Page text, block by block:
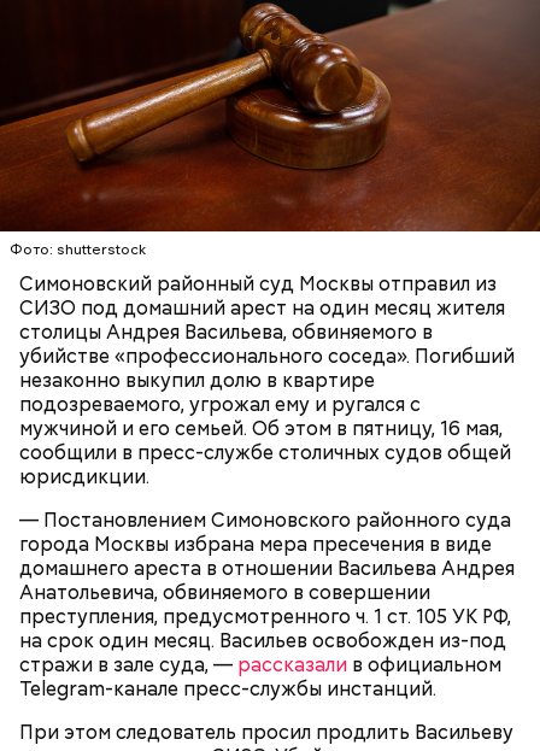
Фото: shutterstock
Симоновский районный суд Москвы отправил из
СИЗО под домашний арест на один месяц жителя
столицы Андрея Васильева, обвиняемого в
убийстве «профессионального соседа». Погибший
незаконно выкупил долю в квартире
подозреваемого, угрожал ему и ругался с
мужчиной и его семьей. Об этом в пятницу, 16 мая,
сообщили в пресс-службе столичных судов общей
юрисдикции.
— Постановлением Симоновского районного суда
города Москвы избрана мера пресечения в виде
домашнего ареста в отношении Васильева Андрея
Анатольевича, обвиняемого в совершении
преступления, предусмотренного ч. 1 ст. 105 УК РФ,
на срок один месяц. Васильев освобожден из-под
стражи в зале суда, — рассказали в официальном
Telegram-канале пресс-службы инстанций.
При этом следователь просил продлить Васильеву
Родственники обналичивали деньги и возвращали
их Гасанову. А чтобы пользоваться деньгами и не
вызвать подозрений у налоговой, Гасанов либо
распределял их между еще несколькими счетами,
Блогеру грозило до семи лет лишения свободы.
— Мы съездили за витаминами, вернулись обратно,
поднялись домой. У него ухудшилось самочувствие
через сутки... Его увезли в больницу,
реанимировали, и там он скончался, — рассказывал
Миссюра на допросе.
Play
Video
Видео: пресс-служба ГСУ СК по Московской области
заявил, что ничего не подсыпал в морс и утверждал,
что яд могли добавить в бутылкунекие
недоброжелатели.